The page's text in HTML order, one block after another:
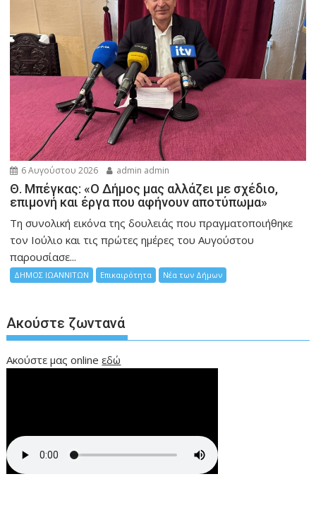
6 Αυγούστου 2026 admin admin
Θ. Μπέγκας: «Ο Δήμος μας αλλάζει με σχέδιο,
επιμονή και έργα που αφήνουν αποτύπωμα»
Τη συνολική εικόνα της δουλειάς που πραγματοποιήθηκε
τον Ιούλιο και τις πρώτες ημέρες του Αυγούστου
παρουσίασε...
ΔΗΜΟΣ ΙΩΑΝΝΙΤΩΝ Επικαιρότητα Νέα των Δήμων
Ακούστε ζωντανά
Ακούστε μας onlineεδώ